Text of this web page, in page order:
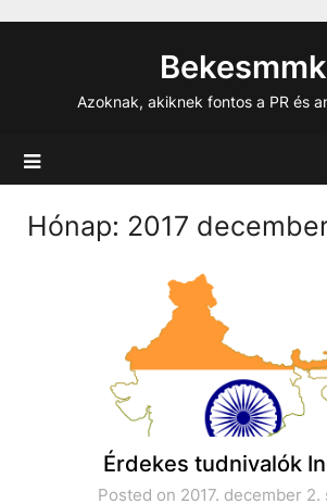
Bekesmmk
Azoknak, akiknek fontos a PR és
Hónap: 2017
Érdekes tudnivalók
Posted on 2017. december 2.